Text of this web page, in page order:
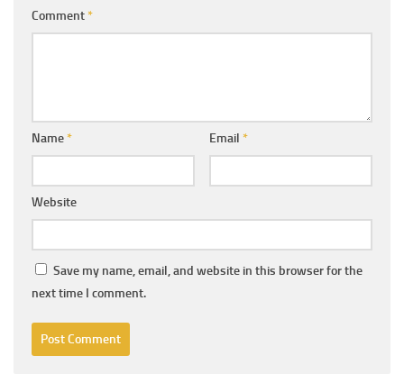
Comment*
Name* Email *
Website
Save my name, email, and website in this browser for the
next time I comment.